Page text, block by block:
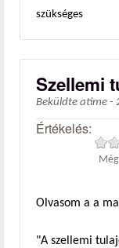
szükséges
Szellemi
Beküldte atime -
Értékelés:
Olvasom a a
"A szellemi